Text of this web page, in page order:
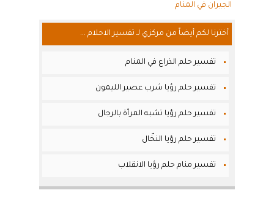
الجيران في المنام
أخترنا لكم أيضاً من مركزي لـ تفسير الاحلام ...
تفسير حلم الذراع في المنام
تفسير حلم رؤيا شرب عصير الليمون
تفسير حلم رؤيا تشبه المرأة بالرجال
تفسير حلم رؤيا النخّال
تفسير منام حلم رؤيا الانقلاب